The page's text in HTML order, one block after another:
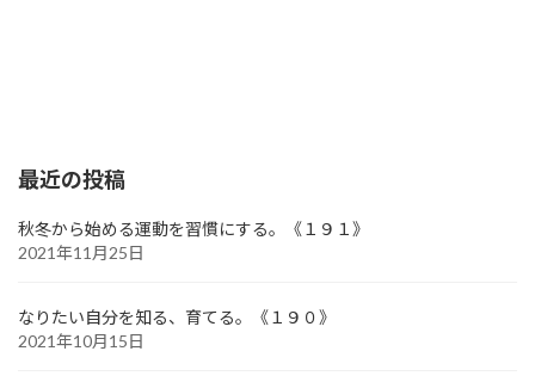
最近の投稿
秋冬から始める運動を習慣にする。《１９１》
2021年11月25日
なりたい自分を知る、育てる。《１９０》
2021年10月15日